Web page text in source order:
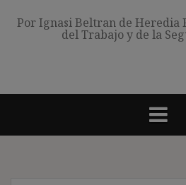
Por Ignasi Beltran de Heredia
del Trabajo y de la